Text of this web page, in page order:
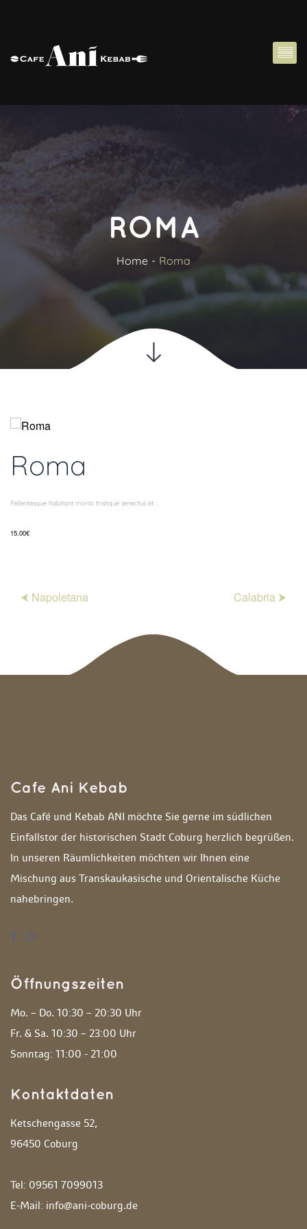
ROMA
Home Roma
Roma
Pellentesque habitant morbi tristique senectus et ...
15.00€
⮜ Napoletana Calabria ⮞
Cafe Ani Kebab
Das Café und Kebab ANI möchte Sie gerne im südlichen
Einfallstor der historischen Stadt Coburg herzlich begrüßen.
In unseren Räumlichkeiten möchten wir Ihnen eine
Mischung aus Transkaukasische und Orientalische Küche
nahebringen.
Öffnungszeiten
Mo. – Do. 10:30 – 20:30 Uhr
Fr. & Sa. 10:30 – 23:00 Uhr
Sonntag: 11:00 - 21:00
Kontaktdaten
Ketschengasse 52,
96450 Coburg
Tel: 09561 7099013
E-Mail: info@ani-coburg.de